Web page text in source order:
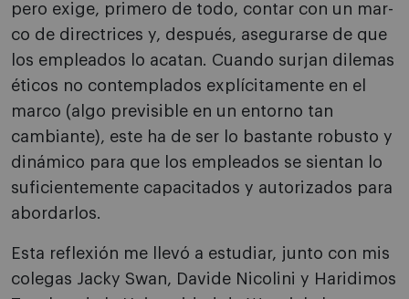
pero exige, primero de todo, contar con un mar­
co de directrices y, después, asegurarse de que
los empleados lo acatan. Cuando surjan dilemas
éti­cos no contemplados explícitamente en el
mar­co (algo previsible en un entorno tan
cambiante), este ha de ser lo bastante robusto y
dinámico para que los empleados se sientan lo
suficientemente capacitados y autorizados para
abordarlos.
Esta reflexión me llevó a estudiar, junto con mis
colegas Jacky Swan, Davide Nicolini y Haridimos